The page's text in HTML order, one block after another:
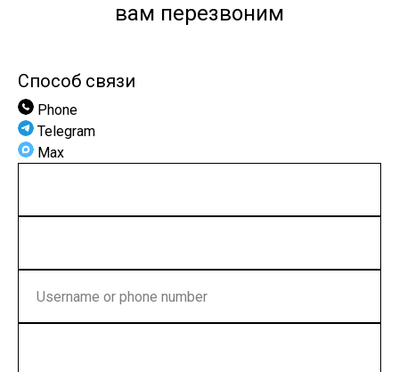
вам перезвоним
Способ связи
Phone
Telegram
Max